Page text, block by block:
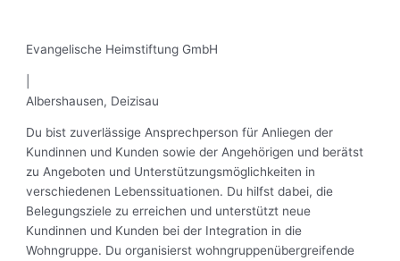
Evangelische Heimstiftung GmbH
Albershausen, Deizisau
Du bist zuverlässige Ansprechperson für Anliegen der
Kundinnen und Kunden sowie der Angehörigen und berätst
zu Angeboten und Unterstützungsmöglichkeiten in
verschiedenen Lebenssituationen. Du hilfst dabei, die
Belegungsziele zu erreichen und unterstützt neue
Kundinnen und Kunden bei der Integration in die
Wohngruppe. Du organisierst wohngruppenübergreifende